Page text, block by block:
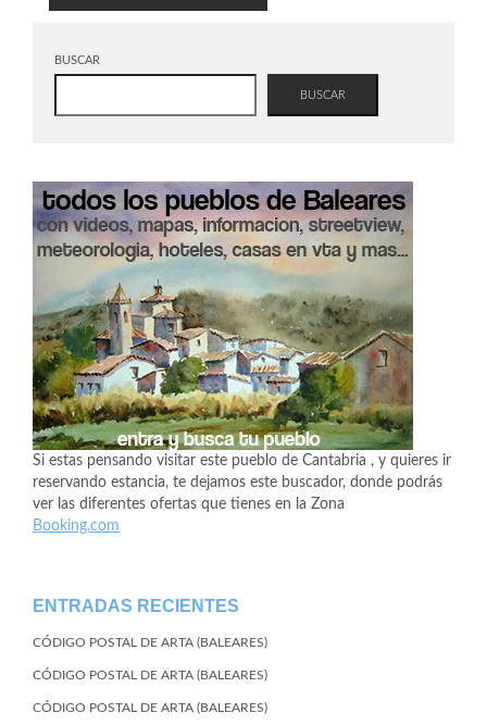
BUSCAR
BUSCAR
Si estas pensando visitar este pueblo de Cantabria , y quieres ir
reservando estancia, te dejamos este buscador, donde podrás
ver las diferentes ofertas que tienes en la Zona
Booking.com
ENTRADAS RECIENTES
CÓDIGO POSTAL DE ARTA (BALEARES)
CÓDIGO POSTAL DE ARTA (BALEARES)
CÓDIGO POSTAL DE ARTA (BALEARES)